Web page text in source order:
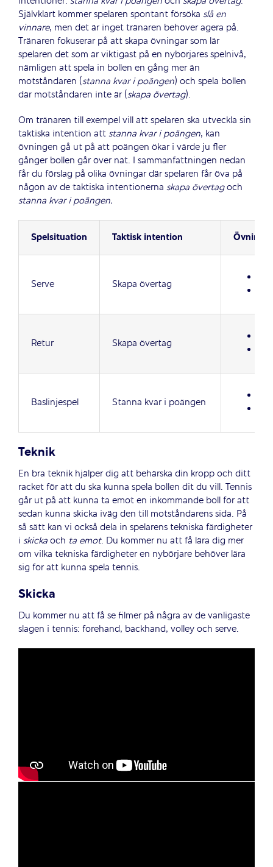
Självklart kommer spelaren spontant försöka slå en
vinnare, men det är inget tränaren behöver agera på.
Tränaren fokuserar på att skapa övningar som lär
spelaren det som är viktigast på en nybörjares spelnivå,
nämligen att spela in bollen en gång mer än
motståndaren (stanna kvar i poängen) och spela bollen
där motståndaren inte är (skapa övertag).
Om tränaren till exempel vill att spelaren ska utveckla sin
taktiska intention attstanna kvar i poängen, kan
övningen gå ut på att poängen ökar i värde ju fler
gånger bollen går över nät. I sammanfattningen nedan
får du förslag på olika övningar där spelaren får öva på
någon av de taktiska intentionerna skapa övertagoch
stanna kvar i poängen.
Spelsituation Taktisk intention Övningar
Serve Skapa övertag
Retur Skapa övertag
Baslinjespel Stanna kvar i poängen
Teknik
En bra teknik hjälper dig att behärska din kropp och ditt
racket för att du ska kunna spela bollen dit du vill. Tennis
går ut på att kunna ta emot en inkommande boll för att
sedan kunna skicka iväg den till motståndarens sida. På
så sätt kan vi också dela in spelarens tekniska färdigheter
i skickaoch ta emot. Du kommer nu att få lära dig mer
om vilka tekniska färdigheter en nybörjare behöver lära
sig för att kunna spela tennis.
Skicka
Du kommer nu att få se filmer på några av de vanligaste
slagen i tennis: forehand, backhand, volley och serve.